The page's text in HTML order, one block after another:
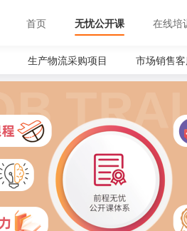
首页 无忧公开课 在线培
生产物流采购项目 市场销售